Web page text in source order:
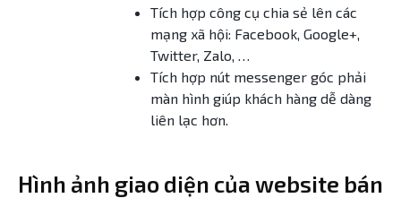
Tích hợp công cụ chia sẻ lên các
mạng xã hội: Facebook, Google+,
Twitter, Zalo, …
Tích hợp nút messenger góc phải
màn hình giúp khách hàng dễ dàng
liên lạc hơn.
Hình ảnh giao diện của website bán